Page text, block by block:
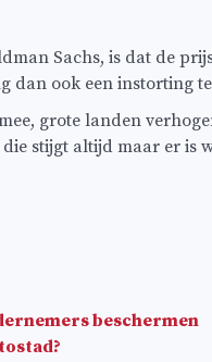
Sachs, is dat de
dan ook een instorting
grote landen
stijgt altijd maar er is
beschermen